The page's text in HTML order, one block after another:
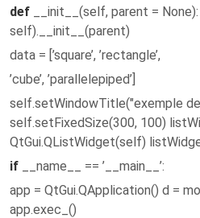
def __init__(self, parent =
self).__init__(parent)
data = [’square’, ’rectangle’,
’cube’, ’parallelepiped’]
self.setWindowTitle("exemple
self.setFixedSize(300, 100)
QtGui.QListWidget(self)
if __name__ == ’__main__’:
app = QtGui.QApplication() d =
app.exec_()